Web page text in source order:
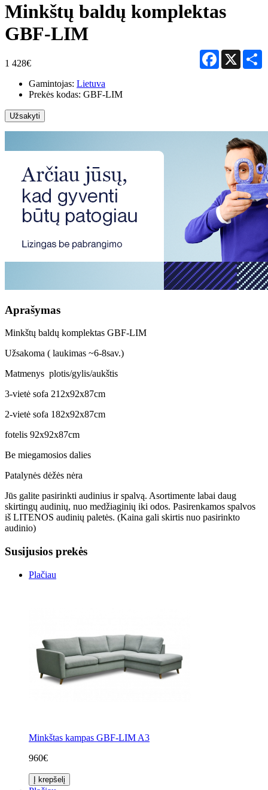
Minkštų baldų komplektas
GBF-LIM
1 428€
Facebook
X
Gamintojas: Lietuva
Prekės kodas: GBF-LIM
Užsakyti
Aprašymas
Minkštų baldų komplektas GBF-LIM
Užsakoma ( laukimas ~6-8sav.)
Matmenys plotis/gylis/aukštis
3-vietė sofa 212x92x87cm
2-vietė sofa 182x92x87cm
fotelis 92x92x87cm
Be miegamosios dalies
Patalynės dėžės nėra
Jūs galite pasirinkti audinius ir spalvą. Asortimente labai daug
skirtingų audinių, nuo medžiaginių iki odos. Pasirenkamos spalvos
iš LITENOS audinių paletės. (Kaina gali skirtis nuo pasirinkto
audinio)
Susijusios prekės
Plačiau
Minkštas kampas GBF-LIM A3
960€
Į krepšelį